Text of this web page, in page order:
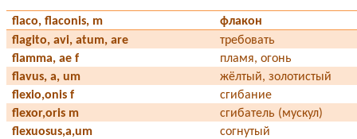
flaco, flaconis, m
флакон
flagito, avi, atum, are
требовать
flamma, ae f
пламя, огонь
flavus, a, um
жёлтый, золотистый
flexio,onis f
сгибание
flexor,oris m
сгибатель (мускул)
flexuosus,a,um
согнутый